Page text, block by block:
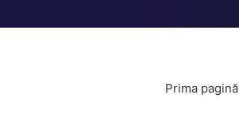
Prima pagină